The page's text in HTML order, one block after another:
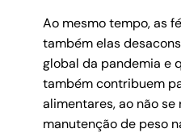
Ao mesmo tempo, as
também elas
global da pandemia e
também contribuem
alimentares, ao não
manutenção de peso